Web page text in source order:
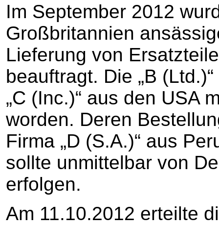
Im September 2012
Großbritannien
Lieferung von
beauftragt. Die „B
„C (Inc.)“ aus den USA
worden. Deren
Firma „D (S.A.)“ aus
sollte unmittelbar von
erfolgen.
Am 11.10.2012 erteilte